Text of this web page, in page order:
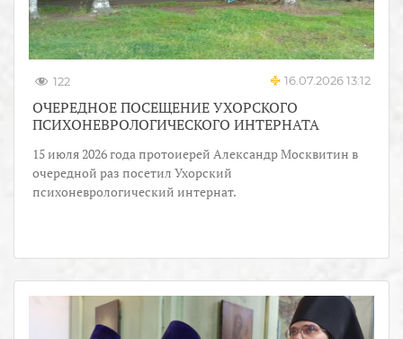
122 16.07.2026 13:12
ОЧЕРЕДНОЕ ПОСЕЩЕНИЕ УХОРСКОГО
ПСИХОНЕВРОЛОГИЧЕСКОГО ИНТЕРНАТА
15 июля 2026 года протоиерей Александр Москвитин в
очередной раз посетил Ухорский
психоневрологический интернат.